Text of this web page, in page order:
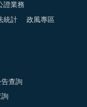
證業務
統計 政風專區
查詢